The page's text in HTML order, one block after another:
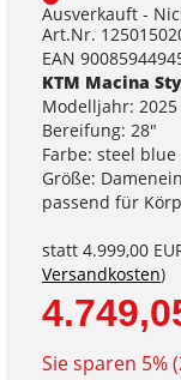
Ausverkauft -
Art.Nr.
EAN
KTM Macina
Modelljahr: 2025
Bereifung: 28"
Farbe: steel
Größe:
passend für
statt 4.999,00
Versandkosten)
Sie sparen 5%